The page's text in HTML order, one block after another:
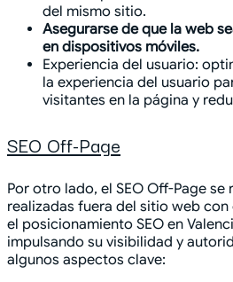
del mismo sitio.
Asegurarse de que la web
en dispositivos móviles.
Experiencia del usuario:
la experiencia del usuario
visitantes en la página y
SEO Off-Page
Por otro lado, el SEO Off-Page se
realizadas fuera del sitio web
el posicionamiento SEO en
impulsando su visibilidad y
algunos aspectos clave: